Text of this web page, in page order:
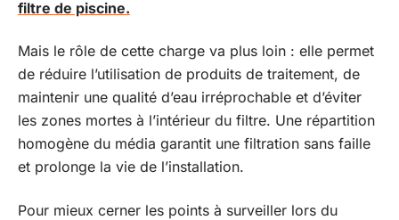
filtre de piscine.
Mais le rôle de cette charge va plus loin : elle permet
de réduire l’utilisation de produits de traitement, de
maintenir une qualité d’eau irréprochable et d’éviter
les zones mortes à l’intérieur du filtre. Une répartition
homogène du média garantit une filtration sans faille
et prolonge la vie de l’installation.
Pour mieux cerner les points à surveiller lors du